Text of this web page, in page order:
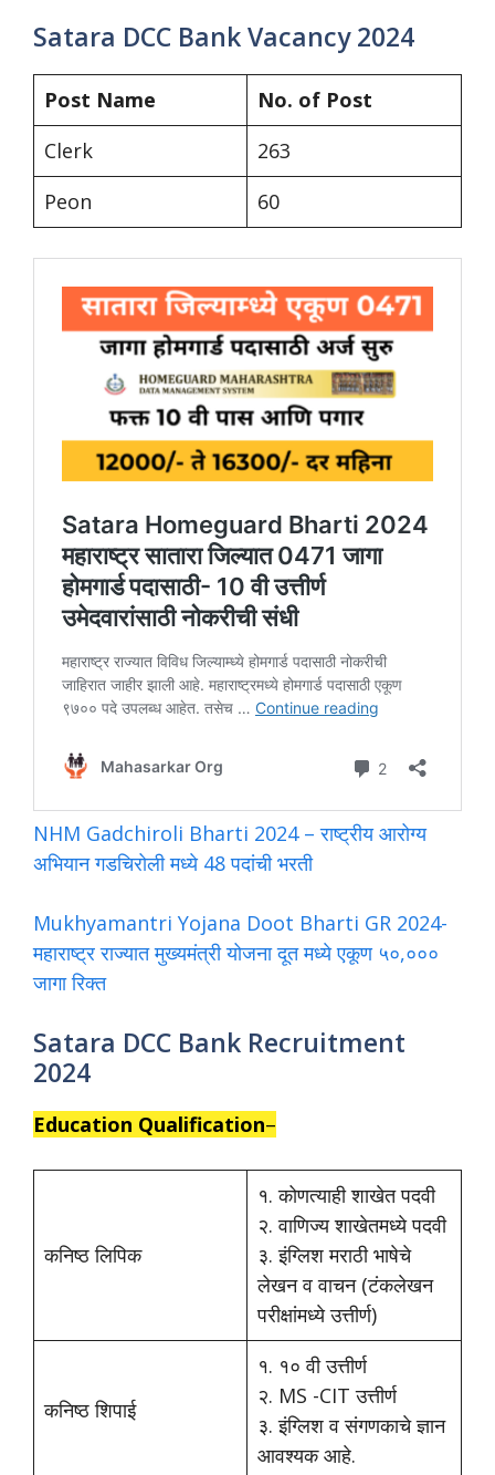
Satara DCC Bank Vacancy 2024
Post Name
No. of Post
Clerk
263
Peon
60
NHM Gadchiroli Bharti 2024 – राष्ट्रीय आरोग्य
अभियान गडचिरोली मध्ये 48 पदांची भरती
Mukhyamantri Yojana Doot Bharti GR 2024-
महाराष्ट्र राज्यात मुख्यमंत्री योजना दूत मध्ये एकूण ५०,०००
जागा रिक्त
Satara DCC Bank Recruitment
2024
Education Qualification–
कनिष्ठ लिपिक
१. कोणत्याही शाखेत पदवी
२. वाणिज्य शाखेतमध्ये पदवी
३. इंग्लिश मराठी भाषेचे
लेखन व वाचन (टंकलेखन
परीक्षांमध्ये उत्तीर्ण)
कनिष्ठ शिपाई
१. १० वी उत्तीर्ण
२. MS -CIT उत्तीर्ण
३. इंग्लिश व संगणकाचे ज्ञान
आवश्यक आहे.